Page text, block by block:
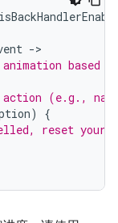
-
based
(e.g.,
)
{
reset your